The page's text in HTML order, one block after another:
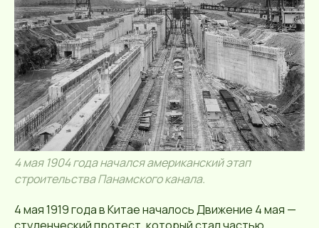
4 мая 1904 года начался американский этап
строительства Панамского канала.
4 мая 1919 года в Китае началось Движение 4 мая —